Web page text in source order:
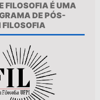
FILOSOFIA É UMA
DE PÓS-